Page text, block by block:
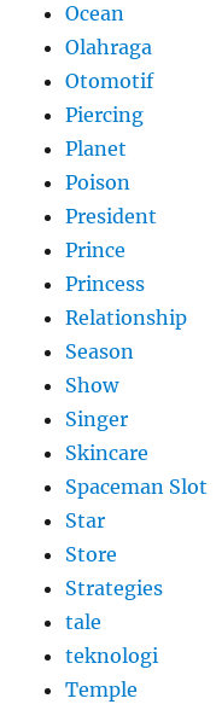
Ocean
Olahraga
Otomotif
Piercing
Planet
Poison
President
Prince
Princess
Relationship
Season
Show
Singer
Skincare
Spaceman Slot
Star
Store
Strategies
tale
teknologi
Temple